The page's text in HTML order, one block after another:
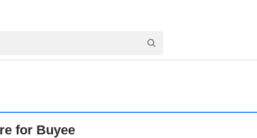
for Buyee